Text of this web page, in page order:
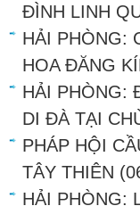
ĐÌNH LINH
HẢI PHÒNG:
HOA ĐĂNG
HẢI PHÒNG:
DI ĐÀ TẠI
PHÁP HỘI
TÂY THIÊN
HẢI PHÒNG: